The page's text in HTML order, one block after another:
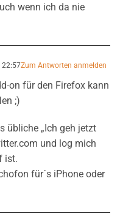
wenn ich da nie
22:57Zum Antworten anmelden
on für den Firefox kann
;)
übliche „Ich geh jetzt
und log mich
ist.
für´s iPhone oder